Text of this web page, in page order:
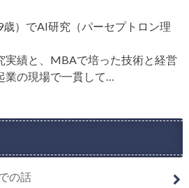
）でAI研究（パーセプトロン理
実績と、MBAで培った技術と経営
の現場で一貫して…
の話